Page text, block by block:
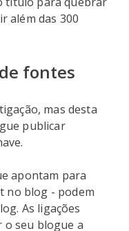
além das 300
fontes
mas desta
publicar
apontam para
no blog - podem
As ligações
o seu blogue a